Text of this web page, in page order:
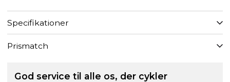
Specifikationer
Prismatch
God service til alle os, der cykler